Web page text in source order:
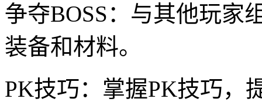
争夺BOSS：与其他玩家
装备和材料。
PK技巧：掌握PK技巧，